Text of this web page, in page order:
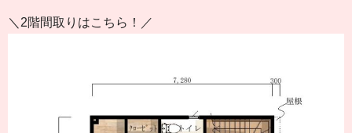
＼2階間取りはこちら！／